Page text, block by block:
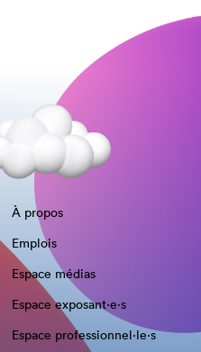
À propos
Emplois
Espace médias
Espace exposant·e⋅s
Espace professionnel·le⋅s